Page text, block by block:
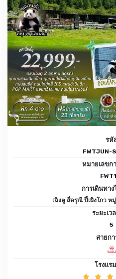
รหั
FWTJUN-
หมายเลขก
การเดินทาง
เฉิงตู สี่ดรุณี ปี้เผิงโก
ระยะเว
5
สายก
โรงแร